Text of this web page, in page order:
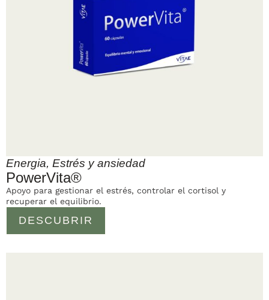
Energia, Estrés y ansiedad
PowerVita®
DESCUBRIR
Apoyo para gestionar el estrés, controlar el cortisol y
recuperar el equilibrio.